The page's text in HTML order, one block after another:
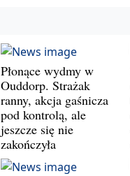
Płonące wydmy w
Ouddorp. Strażak
ranny, akcja gaśnicza
pod kontrolą, ale
jeszcze się nie
zakończyła